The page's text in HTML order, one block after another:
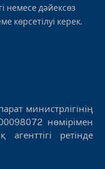
немесе дәйексөз
көрсетілуі керек.
министрлігінің
нөмірімен
агенттігі ретінде